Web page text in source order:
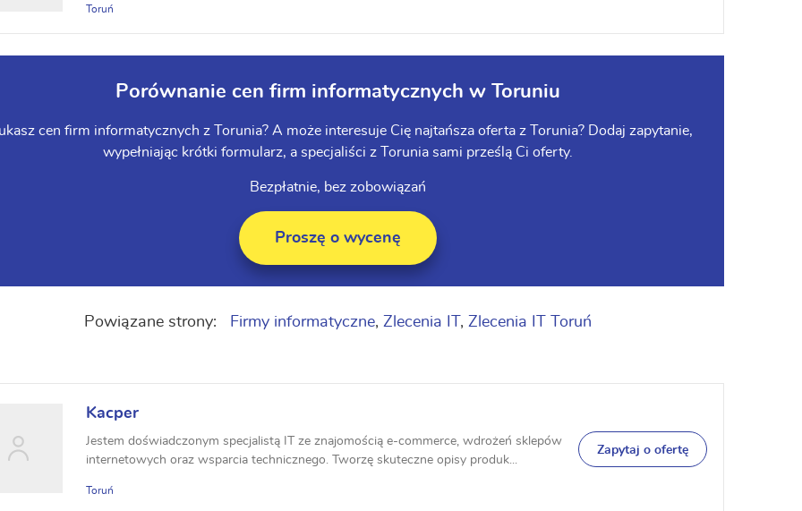
Toruń
Porównanie cen firm informatycznych w Toruniu
cen firm informatycznych z Torunia? A może interesuje Cię najtańsza oferta z Torunia? Dodaj zapytanie,
wypełniając krótki formularz, a specjaliści z Torunia sami prześlą Ci oferty.
Bezpłatnie, bez zobowiązań
Proszę o wycenę
Powiązane strony: Firmy informatyczne, Zlecenia IT , Zlecenia IT Toruń
Kacper
Jestem doświadczonym specjalistą IT ze znajomością e-commerce, wdrożeń sklepów
internetowych oraz wsparcia technicznego. Tworzę skuteczne opisy produk...
Toruń
Zapytaj o ofertę